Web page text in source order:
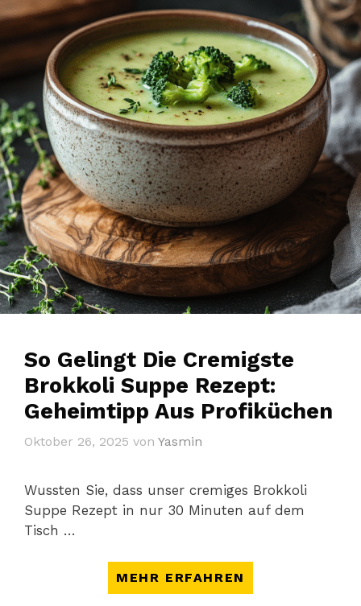
So Gelingt Die Cremigste
Brokkoli Suppe Rezept:
Geheimtipp Aus Profiküchen
Oktober 26, 2025 vonYasmin
Wussten Sie, dass unser cremiges Brokkoli
Suppe Rezept in nur 30 Minuten auf dem
Tisch …
MEHR ERFAHREN